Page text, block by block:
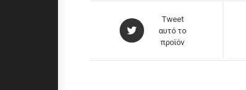
Tweet
αυτό το
προϊόν